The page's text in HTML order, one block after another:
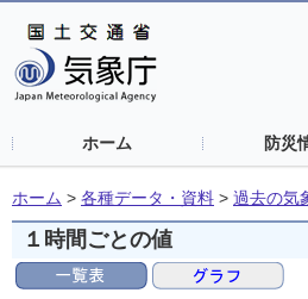
ホーム 防災
ホーム > 各種データ・資料 > 過去の気
１時間ごとの値